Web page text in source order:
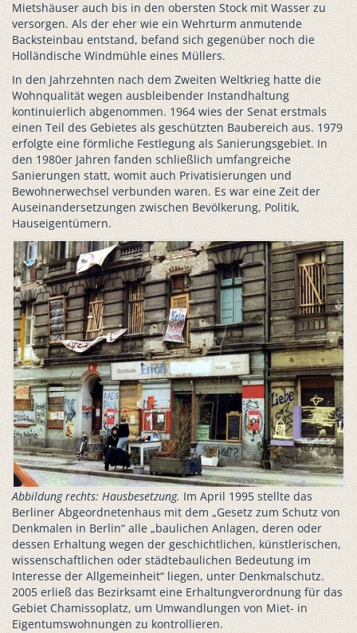
Mietshäuser auch bis in den obersten Stock mit Wasser zu
versorgen. Als der eher wie ein Wehrturm anmutende
Backsteinbau entstand, befand sich gegenüber noch die
Holländische Windmühle eines Müllers.
In den Jahrzehnten nach dem Zweiten Weltkrieg hatte die
Wohnqualität wegen ausbleibender Instandhaltung
kontinuierlich abgenommen. 1964 wies der Senat erstmals
einen Teil des Gebietes als geschützten Baubereich aus. 1979
erfolgte eine förmliche Festlegung als Sanierungsgebiet. In
den 1980er Jahren fanden schließlich umfangreiche
Sanierungen statt, womit auch Privatisierungen und
Bewohnerwechsel verbunden waren. Es war eine Zeit der
Auseinandersetzungen zwischen Bevölkerung, Politik,
Hauseigentümern.
Abbildung rechts: Hausbesetzung. Im April 1995 stellte das
Berliner Abgeordnetenhaus mit dem „Gesetz zum Schutz von
Denkmalen in Berlin“ alle „baulichen Anlagen, deren oder
dessen Erhaltung wegen der geschichtlichen, künstlerischen,
wissenschaftlichen oder städtebaulichen Bedeutung im
Interesse der Allgemeinheit“ liegen, unter Denkmalschutz.
2005 erließ das Bezirksamt eine Erhaltungverordnung für das
Gebiet Chamissoplatz, um Umwandlungen von Miet- in
Eigentumswohnungen zu kontrollieren.